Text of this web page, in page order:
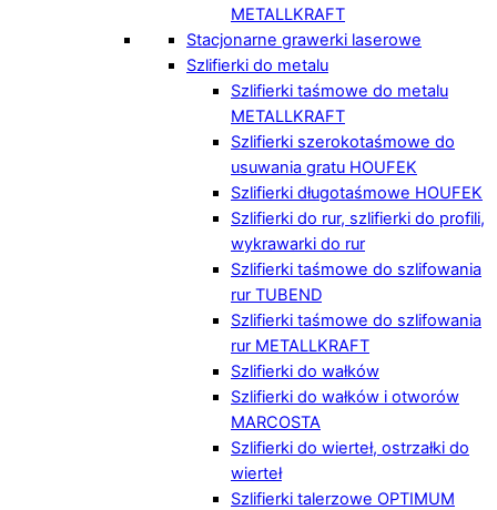
METALLKRAFT
Stacjonarne grawerki laserowe
Szlifierki do metalu
Szlifierki taśmowe do metalu
METALLKRAFT
Szlifierki szerokotaśmowe do
usuwania gratu HOUFEK
Szlifierki długotaśmowe HOUFEK
Szlifierki do rur, szlifierki do profili,
wykrawarki do rur
Szlifierki taśmowe do szlifowania
rur TUBEND
Szlifierki taśmowe do szlifowania
rur METALLKRAFT
Szlifierki do wałków
Szlifierki do wałków i otworów
MARCOSTA
Szlifierki do wierteł, ostrzałki do
wierteł
Szlifierki talerzowe OPTIMUM